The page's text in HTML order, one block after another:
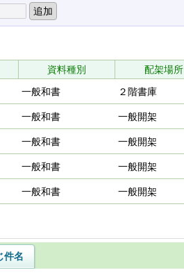
資料種別 配架場所
一般和書 ２階書庫
一般和書 一般開架
一般和書 一般開架
一般和書 一般開架
一般和書 一般開架
件名